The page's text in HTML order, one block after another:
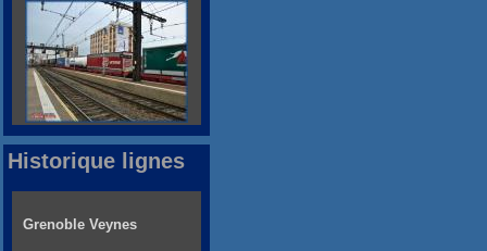
Historique lignes
Grenoble Veynes